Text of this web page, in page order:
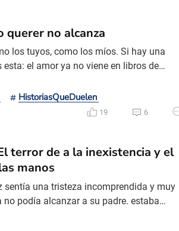
querer no alcanza
los tuyos, como los míos. Si hay una
el amor ya no viene en libros de
con manuales de instrucciones que
emocional que a veces ni siquiera sabés
C
HistoriasQueDuelen
19 6
terror de a la inexistencia y el
manos
sentía una tristeza incomprendida y muy
podía alcanzar a su padre. estaba
perdida en un espacio temporal que